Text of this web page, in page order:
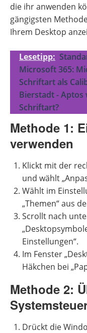
die ihr anwenden
gängigsten
Ihrem Desktop
Lesetipp:
Microsoft 365:
Schriftart als
Bierstadt - Aptos
Schriftart?
Methode 1:
verwenden
Klickt mit der
und wählt
Wählt im
„Themen“ aus
Scrollt nach
Einstellungen“.
Im Fenster
Häkchen bei
Methode 2:
Drückt die